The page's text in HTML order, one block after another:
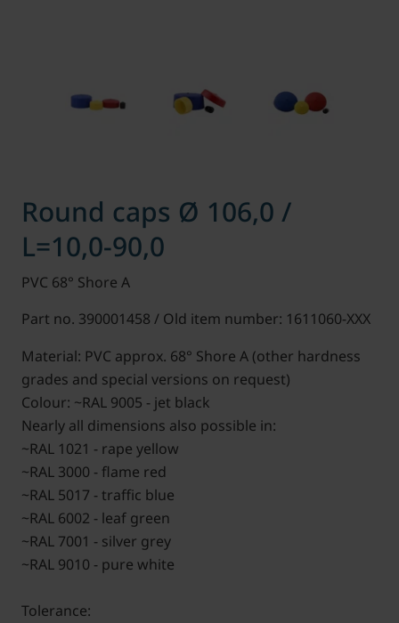
Round caps Ø 106,0 /
L=10,0-90,0
PVC 68° Shore A
Part no. 390001458 / Old item number: 1611060-XXX
Material: PVC approx. 68° Shore A (other hardness
grades and special versions on request)
Colour: ~RAL 9005 - jet black
Nearly all dimensions also possible in:
~RAL 1021 - rape yellow
~RAL 3000 - flame red
~RAL 5017 - traffic blue
~RAL 6002 - leaf green
~RAL 7001 - silver grey
~RAL 9010 - pure white
Tolerance: